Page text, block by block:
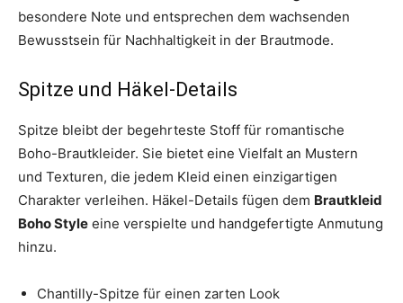
besondere Note und entsprechen dem wachsenden
Bewusstsein für Nachhaltigkeit in der Brautmode.
Spitze und Häkel-Details
Spitze bleibt der begehrteste Stoff für romantische
Boho-Brautkleider. Sie bietet eine Vielfalt an Mustern
und Texturen, die jedem Kleid einen einzigartigen
Charakter verleihen. Häkel-Details fügen dem Brautkleid
Boho Style eine verspielte und handgefertigte Anmutung
hinzu.
Chantilly-Spitze für einen zarten Look